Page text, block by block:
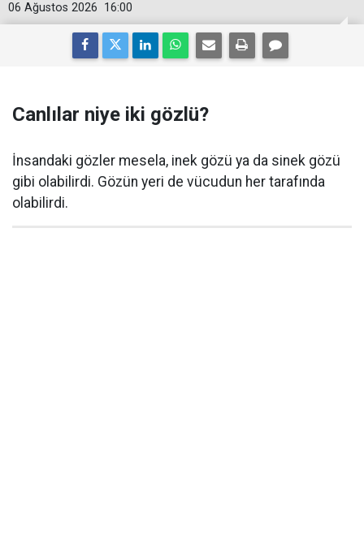
16:00
06 Ağustos 2026
Canlılar niye iki gözlü?
İnsandaki gözler mesela, inek gözü ya da sinek gözü
gibi olabilirdi. Gözün yeri de vücudun her tarafında
olabilirdi.